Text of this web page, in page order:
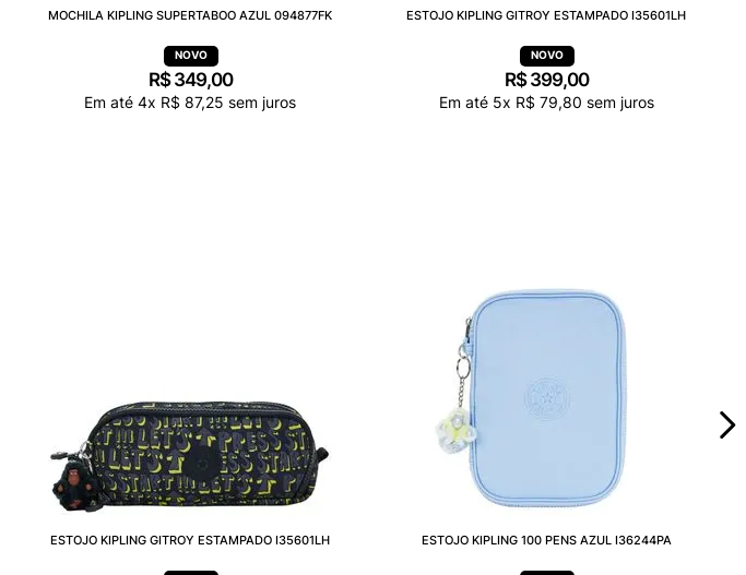
MOCHILA KIPLING SUPERTABOO AZUL 094877FK
R$ 349,00
Em até 4x R$ 87,25 sem juros
ESTOJO KIPLING GITROY ESTAMPADO I35601LH
R$ 399,00
Em até 5x R$ 79,80 sem juros
ESTOJO KIPLING GITROY ESTAMPADO I35601LH ESTOJO KIPLING 100 PENS AZUL I36244PA